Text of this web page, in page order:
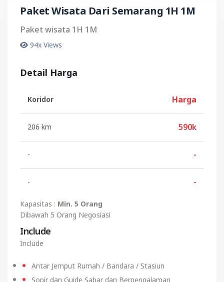
Paket Wisata Dari Semarang 1H 1M
Paket wisata 1H 1M
94x Views
Detail Harga
Koridor Harga
206 km 590k
- -
- -
Kapasitas : Min. 5 Orang
Dibawah 5 Orang Negosiasi
Include
Include
Antar Jemput Rumah / Bandara / Stasiun